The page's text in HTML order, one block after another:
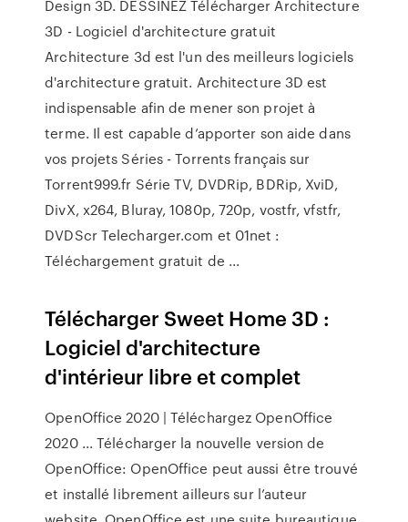
Design 3D. DESSINEZ Télécharger Architecture
3D - Logiciel d'architecture gratuit
Architecture 3d est l'un des meilleurs logiciels
d'architecture gratuit. Architecture 3D est
indispensable afin de mener son projet à
terme. Il est capable d’apporter son aide dans
vos projets Séries - Torrents français sur
Torrent999.fr Série TV, DVDRip, BDRip, XviD,
DivX, x264, Bluray, 1080p, 720p, vostfr, vfstfr,
DVDScr Telecharger.com et 01net :
Téléchargement gratuit de ...
Télécharger Sweet Home 3D :
Logiciel d'architecture
d'intérieur libre et complet
OpenOffice 2020 | Téléchargez OpenOffice
2020 ... Télécharger la nouvelle version de
OpenOffice: OpenOffice peut aussi être trouvé
et installé librement ailleurs sur l’auteur